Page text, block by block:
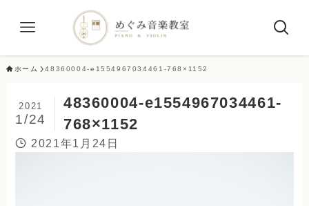
ホーム 48360004-e1554967034461-768×1152
48360004-e1554967034461-
768×1152
2021
1/24
2021年1月24日